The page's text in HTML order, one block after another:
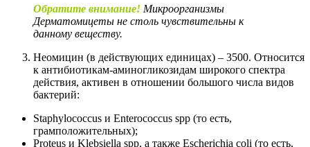
Обратите внимание! Микроорганизмы
Дерматомицеты не столь чувствительны к
данному веществу.
Неомицин (в действующих единицах) – 3500. Относится
к антибиотикам-аминогликозидам широкого спектра
действия, активен в отношении большого числа видов
бактерий:
Staphylococcus и Enterococcus spp (то есть,
грамположительных);
Proteus и Klebsiella spp, а также Escherichia coli (то есть,